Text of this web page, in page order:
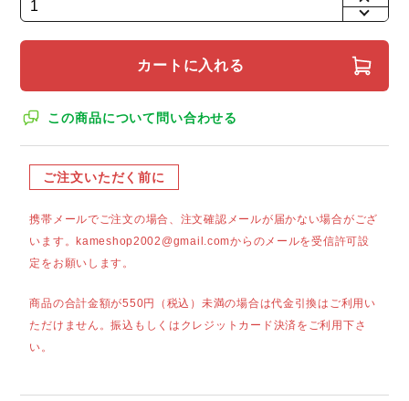
カートに入れる
この商品について問い合わせる
ご注文いただく前に
携帯メールでご注文の場合、注文確認メールが届かない場合がござ
います。kameshop2002@gmail.comからのメールを受信許可設
定をお願いします。
商品の合計金額が550円（税込）未満の場合は代金引換はご利用い
ただけません。振込もしくはクレジットカード決済をご利用下さ
い。